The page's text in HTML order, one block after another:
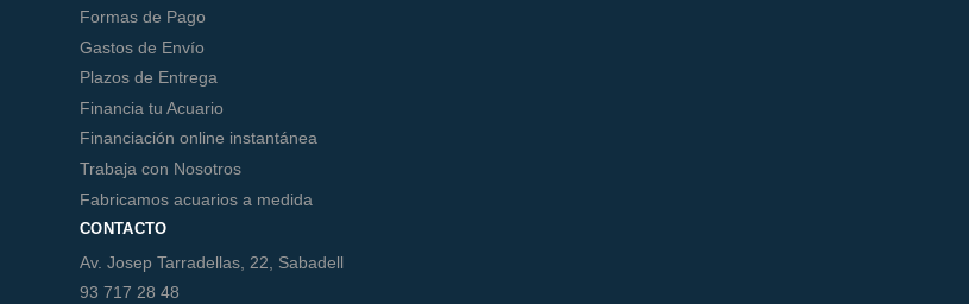
Formas de Pago
Gastos de Envío
Plazos de Entrega
Financia tu Acuario
Financiación online instantánea
Trabaja con Nosotros
Fabricamos acuarios a medida
CONTACTO
Av. Josep Tarradellas, 22, Sabadell
93 717 28 48